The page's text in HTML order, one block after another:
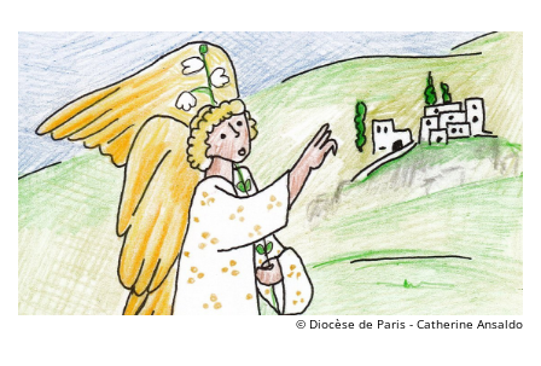
© Diocèse de Paris - Catherine Ansaldo